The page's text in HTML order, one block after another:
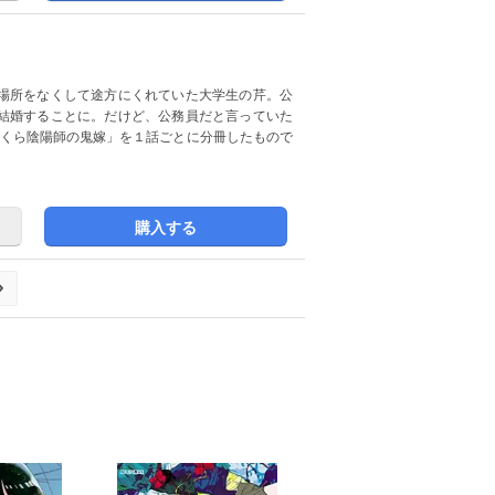
所をなくして途方にくれていた大学生の芹。公
婚することに。だけど、公務員だと言っていた
ら陰陽師の鬼嫁」を１話ごとに分冊したもので
購入する